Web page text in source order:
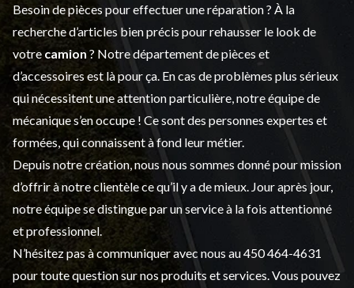
Besoin de pièces pour effectuer une réparation ? À la
recherche d’articles bien précis pour rehausser le look de
votre camion ? Notre département depièces et
d’accessoiresest là pour ça. En cas de problèmes plus sérieux
qui nécessitent une attention particulière, notre équipe de
mécanique s’en occupe ! Ce sont des personnes expertes et
formées, qui connaissent à fond leur métier.
Depuis notre création, nous nous sommes donné pour mission
d’offrir à notre clientèle ce qu’il y a de mieux. Jour après jour,
notre équipe se distingue par un service à la fois attentionné
et professionnel.
N’hésitez pas à communiquer avec nous au450 464-4631
pour toute question sur nos produits et services. Vous pouvez